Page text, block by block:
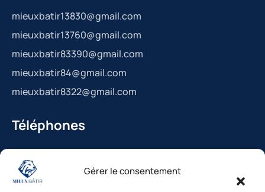
Gérer le consentement
mieuxbatir13830@gmail.com
mieuxbatir13760@gmail.com
mieuxbatir83390@gmail.com
mieuxbatir84@gmail.com
mieuxbatir8322@gmail.com
Téléphones
La Bédoule : 04.42.36.29.99
St-Cannat : 04.42.36.29.99